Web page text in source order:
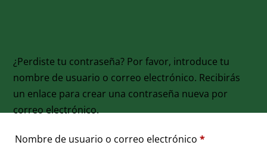
¿Perdiste tu contraseña? Por favor, introduce tu
nombre de usuario o correo electrónico. Recibirás
un enlace para crear una contraseña nueva por
correo electrónico.
Nombre de usuario o correo electrónico*Obligatorio